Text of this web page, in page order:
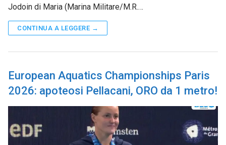
Jodoin di Maria (Marina Militare/M.R.…
CONTINUA A LEGGERE →
European Aquatics Championships Paris
2026: apoteosi Pellacani, ORO da 1 metro!